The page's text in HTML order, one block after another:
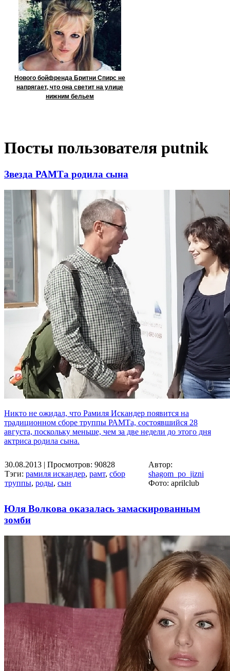
Нового бойфренда Бритни Спирс не
напрягает, что она светит на улице
нижним бельем
Посты пользователя putnik
Звезда РАМТа родила сына
Никто не ожидал, что Рамиля Искандер появится на
традиционном сборе труппы РАМТа, состоявшийся 28
августа, поскольку меньше, чем за две недели до этого дня
актриса родила сына.
30.08.2013 | Просмотров: 90828
Тэги: рамиля искандер, рамт, сбор
труппы, роды, сын
Автор:
shagom_po_jizni
Фото: aprilclub
Юля Волкова оказалась замаскированным
зомби